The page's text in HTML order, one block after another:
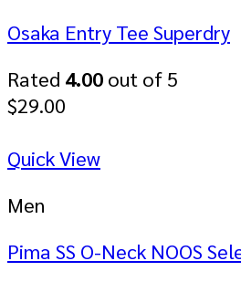
Osaka Entry Tee Superdry
Rated 4.00 out of 5
$29.00
Quick View
Men
Pima SS O-Neck NOOS